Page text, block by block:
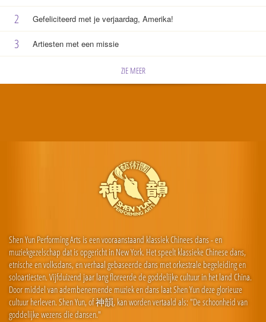
2 Gefeliciteerd met je verjaardag, Amerika!
3 Artiesten met een missie
ZIE MEER
Shen Yun Performing Arts is een vooraanstaand klassiek Chinees dans - en
muziekgezelschap dat is opgericht in New York. Het speelt klassieke Chinese dans,
etnische en volksdans, en verhaal gebaseerde dans met orkestrale begeleiding en
soloartiesten. Vijfduizend jaar lang floreerde de goddelijke cultuur in het land China.
Door middel van adembenemende muziek en dans laat Shen Yun deze glorieuze
cultuur herleven. Shen Yun, of 神韻, kan worden vertaald als: "De schoonheid van
goddelijke wezens die dansen."